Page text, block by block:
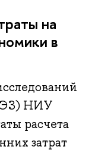
на
в
НИУ
расчета
затрат